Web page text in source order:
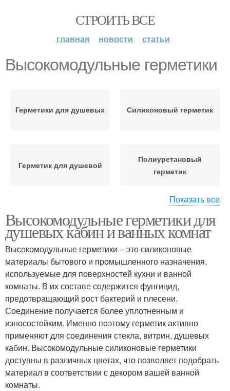
СТРОИТЬ ВСЕ
главная новости статьи
Высокомодульные герметики
Герметики для душевых Силиконовый герметик
Герметик для душевой
Полиуретановый
герметик
Акриловый герметик
Показать все
Высокомодульные герметики для
душевых кабин и ванных комнат
Высокомодульные герметики – это силиконовые
материалы бытового и промышленного назначения,
используемые для поверхностей кухни и ванной
комнаты. В их составе содержится фунгицид,
предотвращающий рост бактерий и плесени.
Соединение получается более уплотненным и
износостойким. Именно поэтому герметик активно
применяют для соединения стекла, витрин, душевых
кабин. Высокомодульные силиконовые герметики
доступны в различных цветах, что позволяет подобрать
материал в соответствии с декором вашей ванной
комнаты.